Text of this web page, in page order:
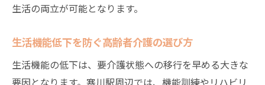
生活の両立が可能となります。
生活機能低下を防ぐ高齢者介護の選び方
生活機能の低下は、要介護状態への移行を早める大きな
要因となります。寒川駅周辺では、機能訓練やリハビリ